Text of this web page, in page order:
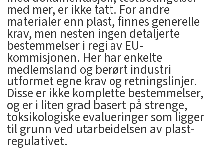
med mer, er ikke tatt. For andre
materialer enn plast, finnes generelle
krav, men nesten ingen detaljerte
bestemmelser i regi av EU-
kommisjonen. Her har enkelte
medlemsland og berørt industri
utformet egne krav og retningslinjer.
Disse er ikke komplette bestemmelser,
og er i liten grad basert på strenge,
toksikologiske evalueringer som ligger
til grunn ved utarbeidelsen av plast-
regulativet.